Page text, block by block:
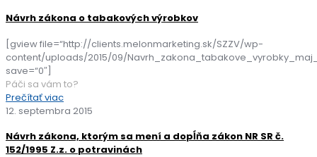
Návrh zákona o tabakových výrobkov
[gview file=“http://clients.melonmarketing.sk/SZZV/wp-
content/uploads/2015/09/
save=“0″]
Páči sa vám to?
Prečítať viac
12. septembra 2015
Návrh zákona, ktorým sa mení a dopĺňa zákon NR SR č.
152/1995 Z.z. o potravinách